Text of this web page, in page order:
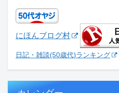
にほんブログ村
日記・雑談(50歳代)ランキング